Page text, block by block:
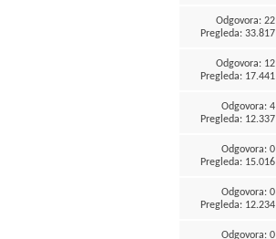
Odgovora: 22
Pregleda: 33.817
Odgovora: 12
Pregleda: 17.441
Odgovora: 4
Pregleda: 12.337
Odgovora: 0
Pregleda: 15.016
Odgovora: 0
Pregleda: 12.234
Odgovora: 0